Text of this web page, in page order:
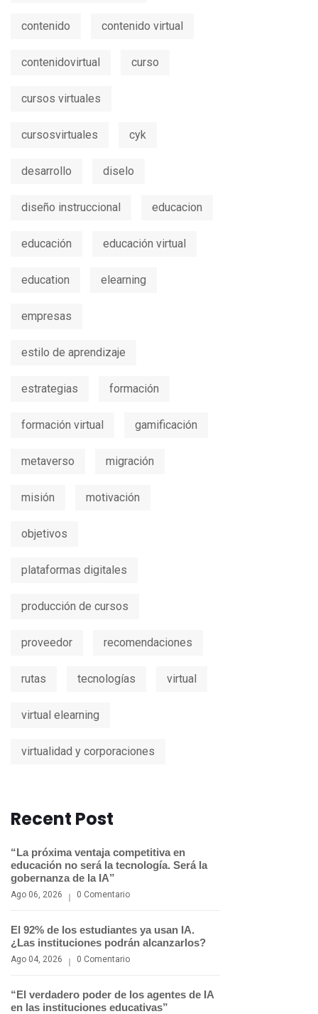
contenido contenido virtual
contenidovirtual curso
cursos virtuales
cursosvirtuales cyk
desarrollo diselo
diseño instruccional educacion
educación educación virtual
education elearning
empresas
estilo de aprendizaje
estrategias formación
formación virtual gamificación
metaverso migración
misión motivación
objetivos
plataformas digitales
producción de cursos
proveedor recomendaciones
rutas tecnologías virtual
virtual elearning
virtualidad y corporaciones
Recent Post
“La próxima ventaja competitiva en
educación no será la tecnología. Será la
gobernanza de la IA”
Ago 06, 2026 0 Comentario
El 92% de los estudiantes ya usan IA.
¿Las instituciones podrán alcanzarlos?
Ago 04, 2026 0 Comentario
“El verdadero poder de los agentes de IA
en las instituciones educativas”